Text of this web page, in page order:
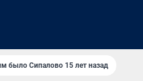
было Сипалово 15 лет назад